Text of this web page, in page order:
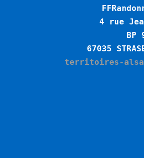
4 rue
BP
67035
territoires-